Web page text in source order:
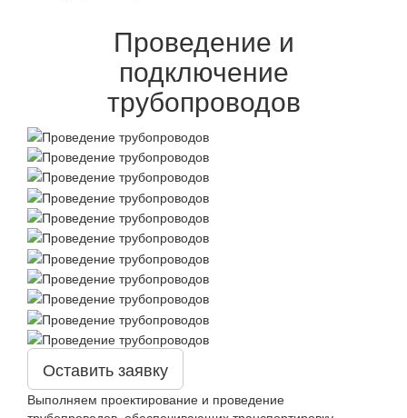
Проведение и
подключение
трубопроводов
Оставить заявку
Выполняем проектирование и проведение